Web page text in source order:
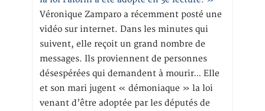
Véronique Zamparo a récemment posté une
vidéo sur internet. Dans les minutes qui
suivent, elle reçoit un grand nombre de
messages. Ils proviennent de personnes
désespérées qui demandent à mourir… Elle
et son mari jugent « démoniaque » la loi
venant d’être adoptée par les députés de